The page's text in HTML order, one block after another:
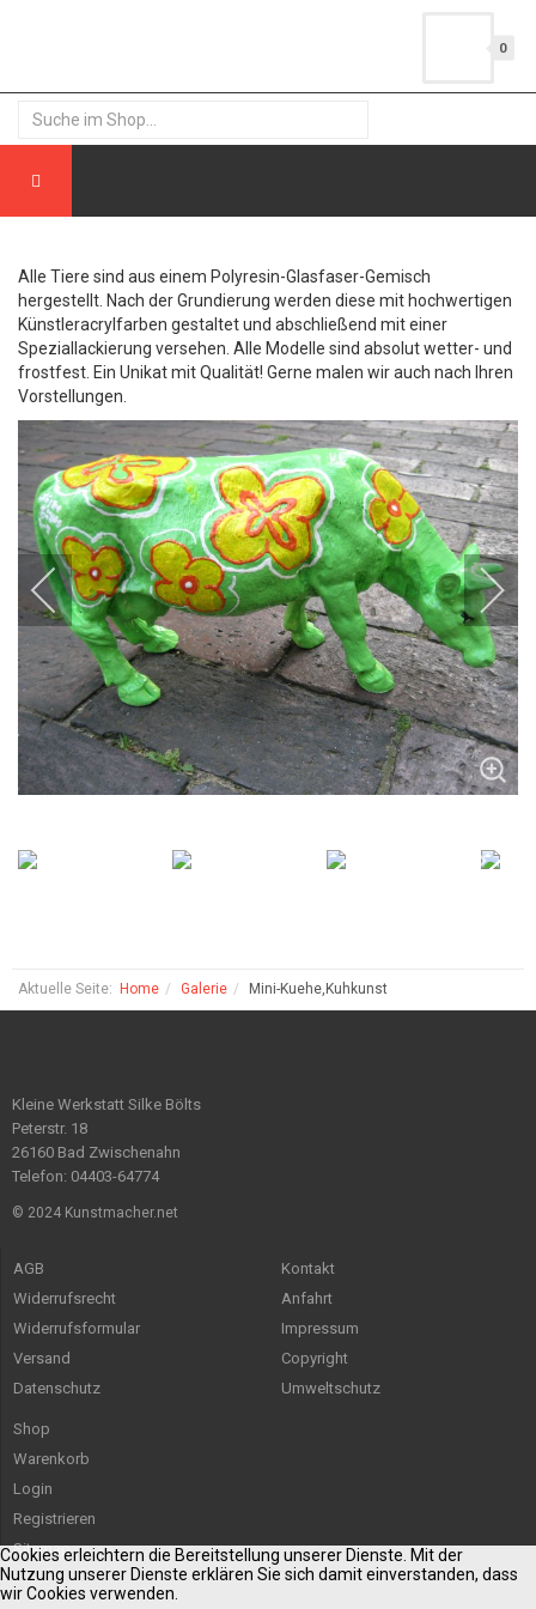
0
Alle Tiere sind aus einem Polyresin-Glasfaser-Gemisch
hergestellt. Nach der Grundierung werden diese mit hochwertigen
Künstleracrylfarben gestaltet und abschließend mit einer
Speziallackierung versehen. Alle Modelle sind absolut wetter- und
frostfest. Ein Unikat mit Qualität! Gerne malen wir auch nach Ihren
Vorstellungen.
Aktuelle Seite: Home Galerie Mini-Kuehe,Kuhkunst
Kleine Werkstatt Silke Bölts
Peterstr. 18
26160 Bad Zwischenahn
Telefon: 04403-64774
© 2024 Kunstmacher.net
AGB
Widerrufsrecht
Widerrufsformular
Versand
Datenschutz
Kontakt
Anfahrt
Impressum
Copyright
Umweltschutz
Shop
Warenkorb
Login
Registrieren
Sitemap
Cookies erleichtern die Bereitstellung unserer Dienste. Mit der
Nutzung unserer Dienste erklären Sie sich damit einverstanden, dass
wir Cookies verwenden.